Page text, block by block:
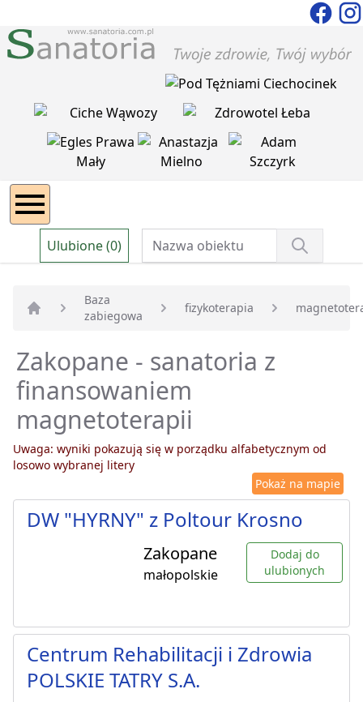
Ulubione (0)
Strona główna
Baza
zabiegowa
fizykoterapia
Zakopane - sanatoria z
finansowaniem
magnetoterapii
Uwaga: wyniki pokazują się w porządku alfabetycznym od
losowo wybranej litery
Pokaż na mapie
DW "HYRNY" z Poltour Krosno
Zakopane
małopolskie
Dodaj do
ulubionych
Centrum Rehabilitacji i Zdrowia
POLSKIE TATRY S.A.